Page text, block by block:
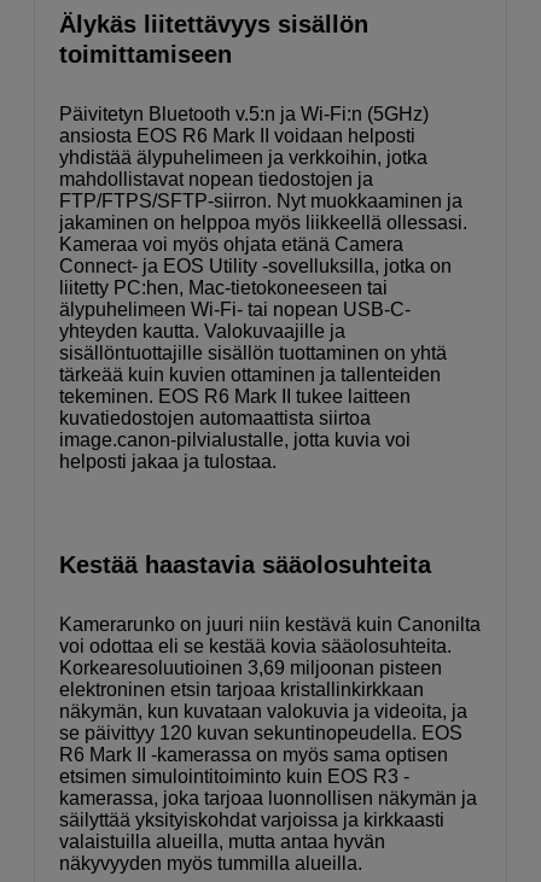
Älykäs liitettävyys sisällön
toimittamiseen
Päivitetyn Bluetooth v.5:n ja Wi-Fi:n (5GHz)
ansiosta EOS R6 Mark II voidaan helposti
yhdistää älypuhelimeen ja verkkoihin, jotka
mahdollistavat nopean tiedostojen ja
FTP/FTPS/SFTP-siirron. Nyt muokkaaminen ja
jakaminen on helppoa myös liikkeellä ollessasi.
Kameraa voi myös ohjata etänä Camera
Connect- ja EOS Utility -sovelluksilla, jotka on
liitetty PC:hen, Mac-tietokoneeseen tai
älypuhelimeen Wi-Fi- tai nopean USB-C-
yhteyden kautta. Valokuvaajille ja
sisällöntuottajille sisällön tuottaminen on yhtä
tärkeää kuin kuvien ottaminen ja tallenteiden
tekeminen. EOS R6 Mark II tukee laitteen
kuvatiedostojen automaattista siirtoa
image.canon-pilvialustalle, jotta kuvia voi
helposti jakaa ja tulostaa.
Kestää haastavia sääolosuhteita
Kamerarunko on juuri niin kestävä kuin Canonilta
voi odottaa eli se kestää kovia sääolosuhteita.
Korkearesoluutioinen 3,69 miljoonan pisteen
elektroninen etsin tarjoaa kristallinkirkkaan
näkymän, kun kuvataan valokuvia ja videoita, ja
se päivittyy 120 kuvan sekuntinopeudella. EOS
R6 Mark II -kamerassa on myös sama optisen
etsimen simulointitoiminto kuin EOS R3 -
kamerassa, joka tarjoaa luonnollisen näkymän ja
säilyttää yksityiskohdat varjoissa ja kirkkaasti
valaistuilla alueilla, mutta antaa hyvän
näkyvyyden myös tummilla alueilla.